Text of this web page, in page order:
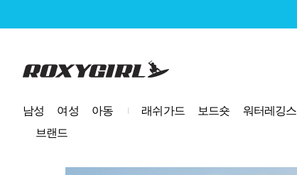
로고
남성 여성 아동 래쉬가드 보드숏 워터레깅스
브랜드